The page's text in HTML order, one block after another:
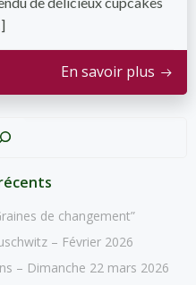
En savoir plus
de changement”
– Février 2026
– Dimanche 22 mars 2026